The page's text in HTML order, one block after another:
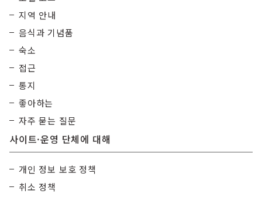
지역 안내
음식과 기념품
숙소
접근
통지
좋아하는
자주 묻는 질문
사이트·운영 단체에 대해
개인 정보 보호 정책
취소 정책